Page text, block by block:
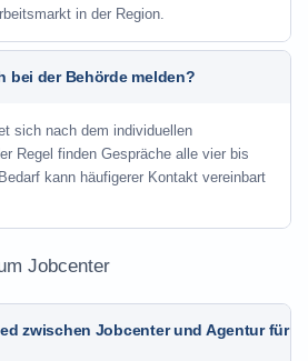
in der Region.
bei der Behörde melden?
sich nach dem individuellen
Regel finden Gespräche alle vier bis
kann häufigerer Kontakt vereinbart
Jobcenter
zwischen Jobcenter und Agentur für